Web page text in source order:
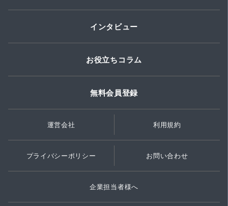
インタビュー
お役立ちコラム
無料会員登録
運営会社 利用規約
プライバシーポリシー お問い合わせ
企業担当者様へ